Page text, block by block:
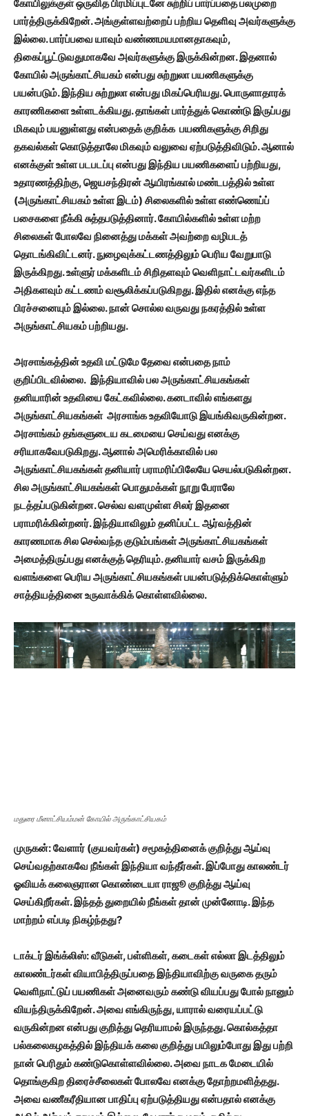
கோயிலுக்குள் ஒருவித பிரமிப்புடனே சுற்றிப் பார்ப்பதை பலமுறை
பார்த்திருக்கிறேன். அங்குள்ளவற்றைப் பற்றிய தெளிவு அவர்களுக்கு
இல்லை. பார்ப்பவை யாவும் வண்ணமயமானதாகவும்,
திகைப்பூட்டுவதுமாகவே அவர்களுக்கு இருக்கின்றன. இதனால்
கோயில் அருங்காட்சியகம் என்பது சுற்றுலா பயணிகளுக்கு
பயன்படும். இந்திய சுற்றுலா என்பது மிகப்பெரியது. பொருளாதாரக்
காரணிகளை உள்ளடக்கியது. தாங்கள் பார்த்துக் கொண்டு இருப்பது
மிகவும் பயனுள்ளது என்பதைக் குறிக்க பயணிகளுக்கு சிறிது
தகவல்கள் கொடுத்தாலே மிகவும் வலுவை ஏற்படுத்திவிடும். ஆனால்
எனக்குள் உள்ள படபடப்பு என்பது இந்திய பயணிகளைப் பற்றியது,
உதாரணத்திற்கு,ஜெயசந்திரன் ஆயிரங்கால் மண்டபத்தில் உள்ள
(அருங்காட்சியகம் உள்ள இடம்) சிலைகளில் உள்ள எண்ணெய்ப்
பசைகளை நீக்கி சுத்தபடுத்தினார். கோயில்களில் உள்ள மற்ற
சிலைகள் போலவே நினைத்து மக்கள் அவற்றை வழிபடத்
தொடங்கிவிட்டனர். நுழைவுக்கட்டணத்திலும் பெரிய வேறுபாடு
இருக்கிறது. உள்ளுர் மக்களிடம் சிறிதளவும் வெளிநாட்டவர்களிடம்
அதிகளவும் கட்டணம் வசூலிக்கப்படுகிறது. இதில் எனக்கு எந்த
பிரச்சனையும் இல்லை. நான் சொல்ல வருவது நகரத்தில் உள்ள
அருங்காட்சியகம் பற்றியது.
அரசாங்கத்தின் உதவி மட்டுமே தேவை என்பதை நாம்
குறிப்பிடவில்லை. இந்தியாவில் பல அருங்காட்சியகங்கள்
தனியாரின் உதவியை கேட்கவில்லை. கனடாவில் எங்களது
அருங்காட்சியகங்கள் அரசாங்க உதவியோடு இயங்கிவருகின்றன.
அரசாங்கம் தங்களுடைய கடமையை செய்வது எனக்கு
சரியாகவேபடுகிறது. ஆனால் அமெரிக்காவில் பல
அருங்காட்சியகங்கள் தனியார் பராமரிப்பிலேயே செயல்படுகின்றன.
சில அருங்காட்சியகங்கள் பொதுமக்கள் நூறு பேராலே
நடத்தப்படுகின்றன. செல்வ வளமுள்ள சிலர் இதனை
பராமரிக்கின்றனர். இந்தியாவிலும் தனிப்பட்ட ஆர்வத்தின்
காரணமாக சில செல்வந்த குடும்பங்கள் அருங்காட்சியகங்கள்
அமைத்திருப்பது எனக்குத் தெரியும். தனியார் வசம் இருக்கிற
வளங்களை பெரிய அருங்காட்சியகங்கள் பயன்படுத்திக்கொள்ளும்
சாத்தியத்தினை உருவாக்கிக் கொள்ளவில்லை.
மதுரை மீனாட்சியம்மன் கோயில் அருங்காட்சியகம்
முருகன்: வேளார் (குயவர்கள்) சமூகத்தினைக் குறித்து ஆய்வு
செய்வதற்காகவே நீங்கள் இந்தியா வந்தீர்கள். இப்போது காலண்டர்
ஓவியக் கலைஞரான கொண்டையா ராஜூ குறித்து ஆய்வு
செய்கிறீர்கள். இந்தத் துறையில் நீங்கள் தான் முன்னோடி. இந்த
மாற்றம் எப்படி நிகழ்ந்தது?
டாக்டர் இங்க்லிஸ்: வீடுகள்,பள்ளிகள்,கடைகள் எல்லா இடத்திலும்
காலண்டர்கள் வியாபித்திருப்பதை இந்தியாவிற்கு வருகை தரும்
வெளிநாட்டுப் பயணிகள் அனைவரும் கண்டு வியப்பது போல் நானும்
வியந்திருக்கிறேன். அவை எங்கிருந்து,யாரால் வரையப்பட்டு
வருகின்றன என்பது குறித்து தெரியாமல் இருந்தது. கொல்கத்தா
பல்கலைகழகத்தில் இந்தியக் கலை குறித்து பயிலும்போது இது பற்றி
நான் பெரிதும் கண்டுகொள்ளவில்லை. அவை நாடக மேடையில்
தொங்குகிற திரைச்சீலைகள் போலவே எனக்கு தோற்றமளித்தது.
அவை வணீகரீதியான பாதிப்பு ஏற்படுத்தியது என்பதால் எனக்கு